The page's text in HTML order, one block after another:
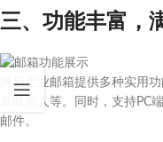
三、功能丰富，
网易企业邮箱提供多种实用
享联系人等。同时，支持PC
邮件。